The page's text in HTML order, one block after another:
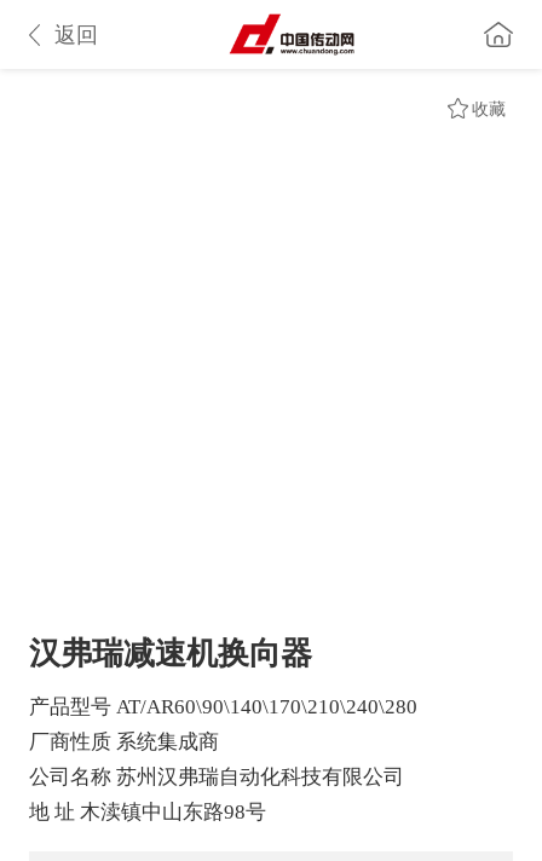
返回
收藏
汉弗瑞减速机换向器
产品型号 AT/AR60\90\140\170\210\240\280
厂商性质 系统集成商
公司名称 苏州汉弗瑞自动化科技有限公司
地 址 木渎镇中山东路98号